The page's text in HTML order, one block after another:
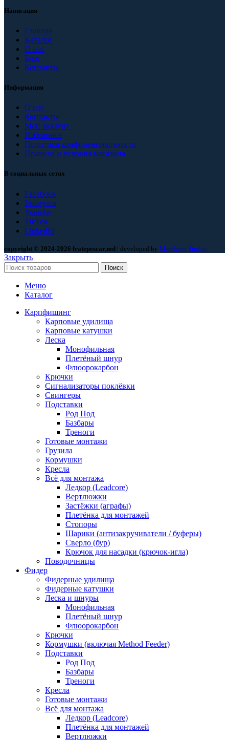
Навигация
Главная
Каталог
О нас
Блог
Контакты
Информация
О нас
Контакты
Мой аккаунт
Избранное
Политика конфиденциальности
Правила и условия магазина
В социальных сетях
Facebook
Instagram
Youtube
TikTok
LinkedId
copyright © 2024-2026 fratepescar.md | developed by Mandarin Studio
Закрыть
Поиск
Меню
Каталог
Карпфишинг
Карповые удилища
Карповые катушки
Леска
Монофильная
Плетёный шнур
Флюорокарбон
Крючки
Сигнализаторы поклёвки
Свингеры
Подставки
Род Под
Базбары
Треноги
Готовые монтажи
Грузила
Кормушки
Кресла
Всё для монтажа
Ледкор (Leadcore)
Вертлюжки
Застёжки (аграфы)
Плетёнка для монтажей
Стопоры
Шарики (антизакручиватели / буферы)
Сверло (бур)
Крючок для насадки (крючок-игла)
Поводочницы
Фидер
Фидерные удилища
Фидерные катушки
Леска и шнуры
Монофильная
Плетёный шнур
Флюорокарбон
Крючки
Кормушки (включая Method Feeder)
Подставки
Род Под
Базбары
Треноги
Кресла
Готовые монтажи
Всё для монтажа
Ледкор (Leadcore)
Плетёнка для монтажей
Вертлюжки